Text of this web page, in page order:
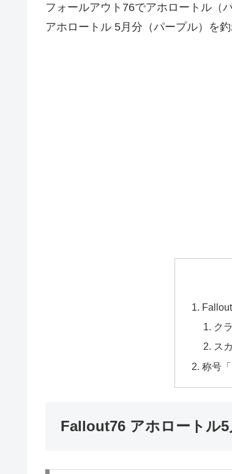
フォールアウト76でアホロートル（
アホロートル 5月分（パープル）を
ク
ス
称号
Fallout76 アホロートル